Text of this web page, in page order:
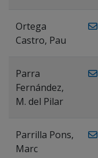
Ortega
Castro, Pau
Parra
Fernández,
M. del Pilar
Parrilla Pons,
Marc